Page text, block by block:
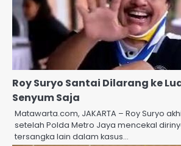
Roy Suryo Santai Dilarang ke
Senyum Saja
Matawarta.com, JAKARTA – Roy Suryo
setelah Polda Metro Jaya mencekal
tersangka lain dalam kasus…